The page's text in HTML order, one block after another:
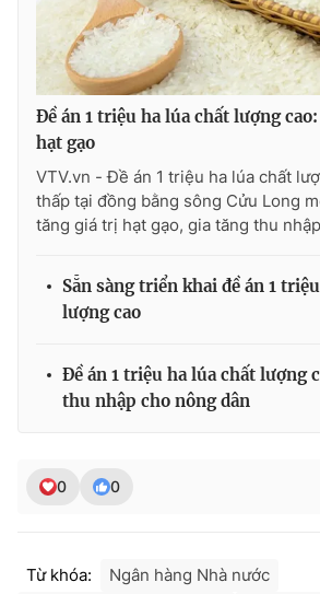
Ðiện thoại Thời báo VTV:024.66 897 897
Email:toasoan@vtv.vn
Liên hệ quảng cáo:024-7300.7108
® Cấm sao chép dưới mọi hình thức nếu
thuận bằng văn bản. Ghi rõ nguồn VTV.vn
Đề án 1 triệu ha lúa chất lượng
hạt gạo
VTV.vn - Đề án 1 triệu ha lúa chất
thấp tại đồng bằng sông Cửu Long
tăng giá trị hạt gạo, gia tăng thu
Sẵn sàng triển khai đề án 1
lượng cao
Đề án 1 triệu ha lúa chất lượng
thu nhập cho nông dân
0 0
Từ khóa:
Ngân hàng Nhà nước